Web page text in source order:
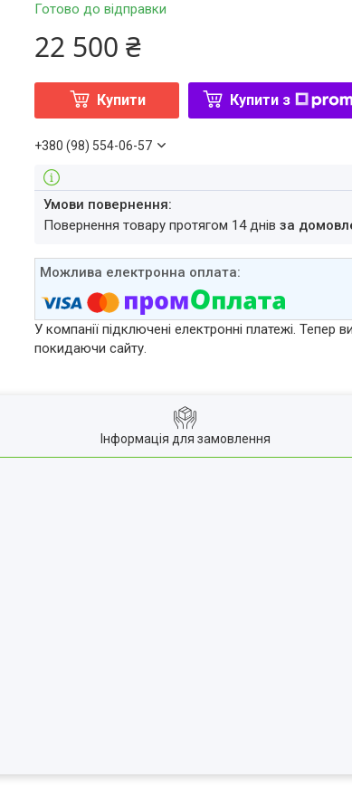
Готово до відправки
22 500 ₴
Купити Купити з
+380 (98) 554-06-57
повернення товару протягом 14 днівза
У компанії підключені електронні платежі.
покидаючи сайту.
Інформація для замовлення